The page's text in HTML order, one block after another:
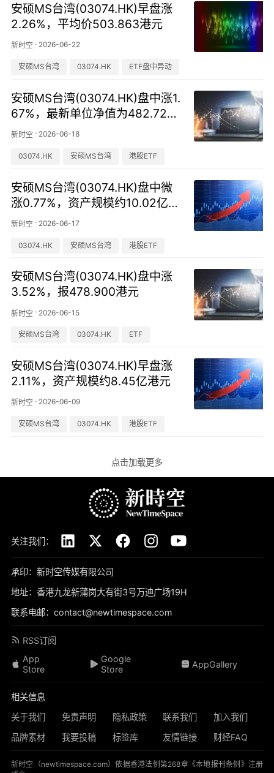
安硕MS台湾(03074.HK)早盘涨
2.26%，平均价503.863港元
新时空 · 2026-06-22
安硕MS台湾 03074.HK ETF盘中异动
安硕MS台湾(03074.HK)盘中涨1.
67%，最新单位净值为482.728
港元
新时空 · 2026-06-18
03074.HK 安硕MS台湾 港股ETF
安硕MS台湾(03074.HK)盘中微
涨0.77%，资产规模约10.02亿港
元
新时空 · 2026-06-17
03074.HK 安硕MS台湾 港股ETF
安硕MS台湾(03074.HK)盘中涨
3.52%，报478.900港元
新时空 · 2026-06-15
安硕MS台湾 03074.HK ETF
安硕MS台湾(03074.HK)早盘涨
2.11%，资产规模约8.45亿港元
新时空 · 2026-06-09
安硕MS台湾 03074.HK 港股ETF
点击加载更多
关注我们：
承印：新时空传媒有限公司
地址：香港九龙新蒲岗大有街3号万迪广场19H
联系电邮：contact@newtimespace.com
RSS订阅
App
Store
Google
Store
AppGallery
相关信息
关于我们
免责声明 隐私政策 联系我们
加入我们
品牌素材
我要投稿 标签库 友情链接 财经FAQ
新时空（newtimespace.com）依据香港法例第268章《本地报刊条例》注册